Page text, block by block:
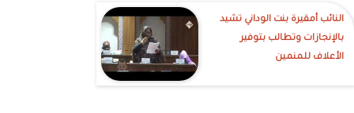
النائب أمقيرة بنت الوداني تشيد
بالإنجازات وتطالب بتوفير
الأعلاف للمنمين